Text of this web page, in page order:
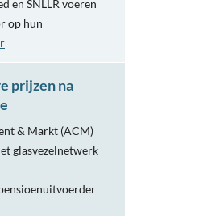
en SNLLR voeren
op hun
prijzen na
& Markt (ACM)
glasvezelnetwerk